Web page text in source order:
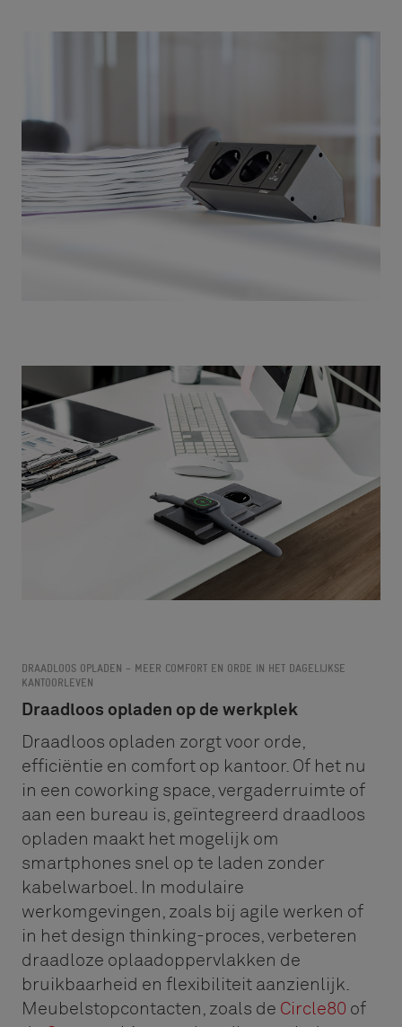
DRAADLOOS OPLADEN – MEER COMFORT EN ORDE IN HET DAGELIJKSE
KANTOORLEVEN
Draadloos opladen op de werkplek
Draadloos opladen zorgt voor orde,
efficiëntie en comfort op kantoor. Of het nu
in een coworking space, vergaderruimte of
aan een bureau is, geïntegreerd draadloos
opladen maakt het mogelijk om
smartphones snel op te laden zonder
kabelwarboel. In modulaire
werkomgevingen, zoals bij agile werken of
in het design thinking-proces, verbeteren
draadloze oplaadoppervlakken de
bruikbaarheid en flexibiliteit aanzienlijk.
Meubelstopcontacten, zoals de Circle80 of